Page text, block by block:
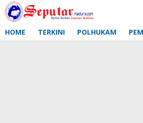
Lewati
ke
HOME TERKINI POLHUKAM